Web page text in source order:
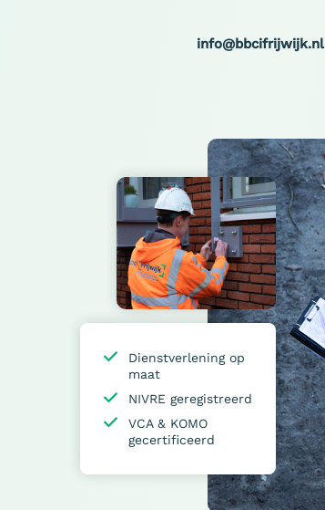
info@bbcifrijwijk.nl
Dienstverlening op
maat
NIVRE geregistreerd
VCA & KOMO
gecertificeerd